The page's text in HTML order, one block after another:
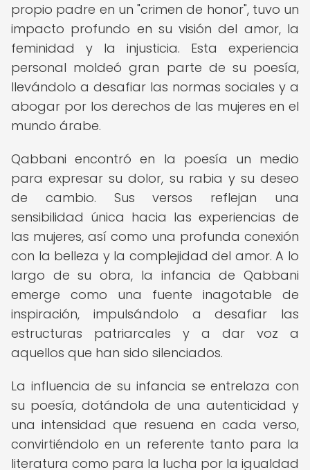
propio padre en un "crimen de honor", tuvo un
impacto profundo en su visión del amor, la
feminidad y la injusticia. Esta experiencia
personal moldeó gran parte de su poesía,
llevándolo a desafiar las normas sociales y a
abogar por los derechos de las mujeres en el
mundo árabe.
Qabbani encontró en la poesía un medio
para expresar su dolor, su rabia y su deseo
de cambio. Sus versos reflejan una
sensibilidad única hacia las experiencias de
las mujeres, así como una profunda conexión
con la belleza y la complejidad del amor. A lo
largo de su obra, la infancia de Qabbani
emerge como una fuente inagotable de
inspiración, impulsándolo a desafiar las
estructuras patriarcales y a dar voz a
aquellos que han sido silenciados.
La influencia de su infancia se entrelaza con
su poesía, dotándola de una autenticidad y
una intensidad que resuena en cada verso,
convirtiéndolo en un referente tanto para la
literatura como para la lucha por la igualdad